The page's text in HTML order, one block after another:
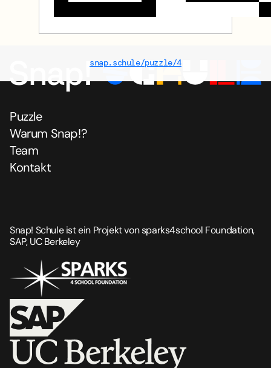
snap.schule/puzzle/4
Puzzle
Warum Snap!?
Team
Kontakt
Snap! Schule ist ein Projekt von sparks4school Foundation,
SAP, UC Berkeley